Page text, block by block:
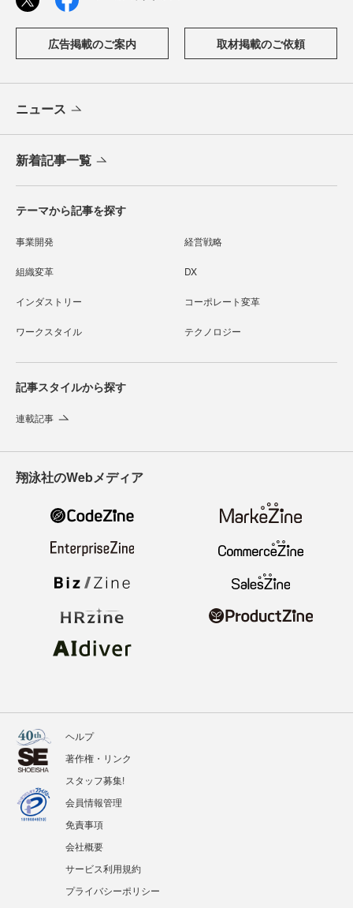
広告掲載のご案内 取材掲載のご依頼
ニュース
新着記事一覧
テーマから記事を探す
事業開発 経営戦略
組織変革 DX
インダストリー コーポレート変革
ワークスタイル テクノロジー
記事スタイルから探す
連載記事
翔泳社のWebメディア
ヘルプ
著作権・リンク
スタッフ募集!
会員情報管理
免責事項
会社概要
サービス利用規約
プライバシーポリシー